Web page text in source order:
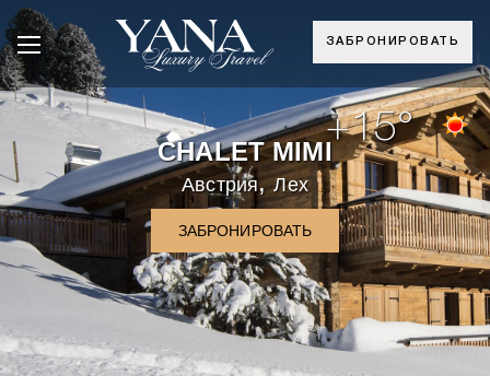
ЗАБРОНИРОВАТЬ
+15°
CHALET MIMI
Австрия,Лех
ЗАБРОНИРОВАТЬ